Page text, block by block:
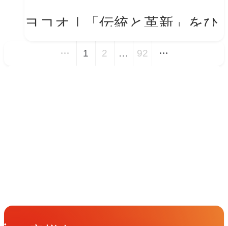
ヨコオ｜「伝統と革新」をひ
とつの世界観に──新VIを体
1 2 … 92
Get in Touchお問い合わせ